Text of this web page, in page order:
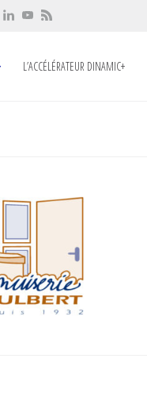
L’ACCÉLÉRATEUR DINAMIC+